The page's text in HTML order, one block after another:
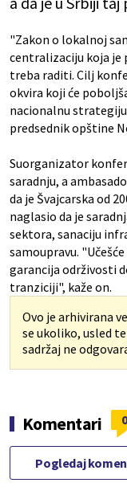
"Zakon o lokalnoj
centralizaciju koja je
treba raditi. Cilj
okvira koji će
nacionalnu
predsednik opštine
Suorganizator
saradnju, a
da je Švajcarska od
naglasio da je
sektora, sanaciju
samoupravu.
garancija održivosti
tranziciji", kaže on.
Ovo je arhivirana
se ukoliko, usled
sadržaj ne
Komentari 0
Pogledaj